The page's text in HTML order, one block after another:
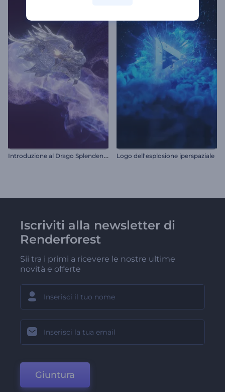
I
ntroduzione al Drago Splendente Logo dell'esplosione iperspaziale
Iscriviti alla newsletter di
Renderforest
Sii tra i primi a ricevere le nostre ultime
novità e offerte
Giuntura